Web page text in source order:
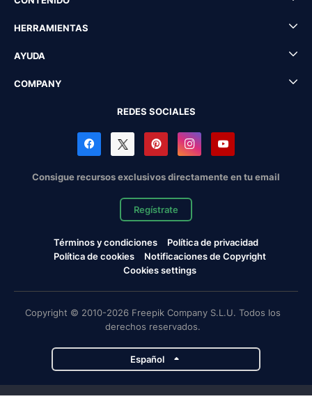
HERRAMIENTAS
AYUDA
COMPANY
REDES SOCIALES
Consigue recursos exclusivos directamente en tu email
Regístrate
Términos y condiciones
Política de privacidad
Política de cookies
Notificaciones de Copyright
Cookies settings
Copyright © 2010-2026 Freepik Company S.L.U. Todos los
derechos reservados.
Español